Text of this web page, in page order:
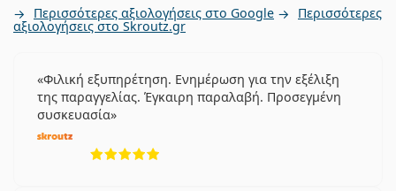
Περισσότερες αξιολογήσεις στο Google Περισσότερες
αξιολογήσεις στο Skroutz.gr
Φιλική εξυπηρέτηση. Ενημέρωση για την εξέλιξη
της παραγγελίας. Έγκαιρη παραλαβή. Προσεγμένη
συσκευασία